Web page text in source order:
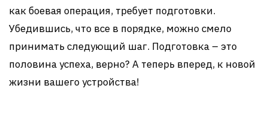
как боевая операция, требует подготовки.
Убедившись, что все в порядке, можно смело
принимать следующий шаг. Подготовка – это
половина успеха, верно? А теперь вперед, к новой
жизни вашего устройства!